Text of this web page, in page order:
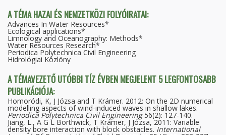
A TÉMA HAZAI ÉS NEMZETKÖZI FOLYÓIRATAI:
Advances In Water Resources*
Ecological applications*
Limnology and Oceanography: Methods*
Water Resources Research*
Periodica Polytechnica Civil Engineering
Hidrológiai Közlöny
A TÉMAVEZETŐ UTÓBBI TÍZ ÉVBEN MEGJELENT 5 LEGFONTOSABB
PUBLIKÁCIÓJA:
Homoródi, K, J Józsa and T Krámer. 2012: On the 2D numerical
modelling aspects of wind-induced waves in shallow lakes.
Periodica Polytechnica Civil Engineering56(2): 127-140.
Jiang, L., A G L Borthwick, T Krámer, J Józsa, 2011: Variable
density bore interaction with block obstacles. International